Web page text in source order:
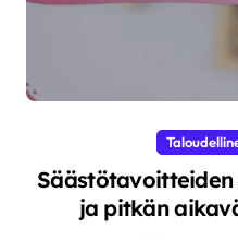
Säästötavoitteiden
ja pitkän